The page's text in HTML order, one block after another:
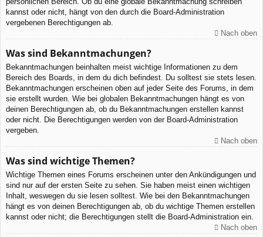
kannst oder nicht, hängt von den durch die Board-Administration
vergebenen Berechtigungen ab.
Nach oben
Was sind Bekanntmachungen?
Bekanntmachungen beinhalten meist wichtige Informationen zu dem
Bereich des Boards, in dem du dich befindest. Du solltest sie stets lesen.
Bekanntmachungen erscheinen oben auf jeder Seite des Forums, in dem
sie erstellt wurden. Wie bei globalen Bekanntmachungen hängt es von
deinen Berechtigungen ab, ob du Bekanntmachungen erstellen kannst
oder nicht. Die Berechtigungen werden von der Board-Administration
vergeben.
Nach oben
Was sind wichtige Themen?
Wichtige Themen eines Forums erscheinen unter den Ankündigungen und
sind nur auf der ersten Seite zu sehen. Sie haben meist einen wichtigen
Inhalt, weswegen du sie lesen solltest. Wie bei den Bekanntmachungen
hängt es von deinen Berechtigungen ab, ob du wichtige Themen erstellen
kannst oder nicht; die Berechtigungen stellt die Board-Administration ein.
Nach oben